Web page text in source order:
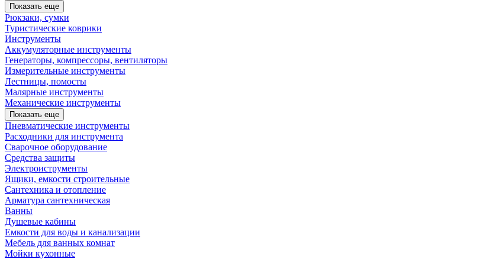
Показать еще
Рюкзаки, сумки
Туристические коврики
Инструменты
Аккумуляторные инструменты
Генераторы, компрессоры, вентиляторы
Измерительные инструменты
Лестницы, помосты
Малярные инструменты
Механические инструменты
Показать еще
Пневматические инструменты
Расходники для инструмента
Сварочное оборудование
Средства защиты
Электроиструменты
Ящики, емкости строительные
Сантехника и отопление
Арматура сантехническая
Ванны
Душевые кабины
Емкости для воды и канализации
Мебель для ванных комнат
Мойки кухонные